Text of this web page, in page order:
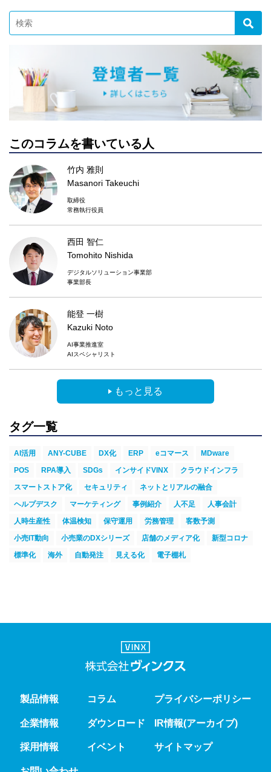
このコラムを書いている人
竹内 雅則
Masanori Takeuchi
取締役
常務執行役員
西田 智仁
Tomohito Nishida
デジタルソリューション事業部
事業部長
能登 一樹
Kazuki Noto
AI事業推進室
AIスペシャリスト
もっと見る
タグ一覧
AI活用 ANY-CUBE DX化 ERP eコマース
MDware
POS
RPA導入 SDGs インサイドVINX
クラウドインフラ
スマートストア化
セキュリティ
ネットとリアルの融合
ヘルプデスク
マーケティング 事例紹介 人不足
人事会計
人時生産性
体温検知 保守運用 労務管理
客数予測
小売IT動向
小売業のDXシリーズ 店舗のメディア化
新型コロナ
標準化
海外 自動発注 見える化 電子棚札
製品情報
企業情報
採用情報
コラム
ダウンロード
イベント
プライバシーポリシー
IR情報(アーカイブ)
サイトマップ